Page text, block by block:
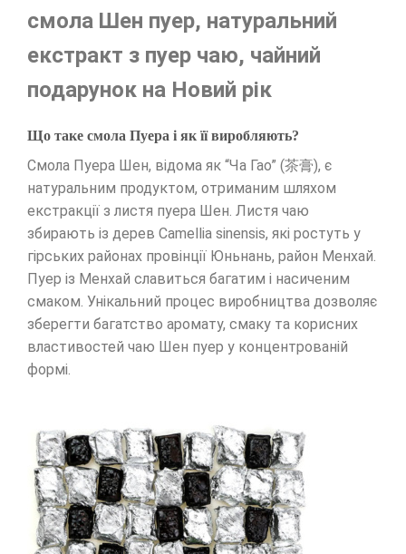
смола Шен пуер, натуральний
екстракт з пуер чаю, чайний
подарунок на Новий рік
Що таке смола Пуера і як її виробляють?
Смола Пуера Шен, відома як “Ча Гао” (茶膏), є
натуральним продуктом, отриманим шляхом
екстракції з листя пуера Шен. Листя чаю
збирають із дерев Camellia sinensis, які ростуть у
гірських районах провінції Юньнань, район Менхай.
Пуер із Менхай славиться багатим і насиченим
смаком. Унікальний процес виробництва дозволяє
зберегти багатство аромату, смаку та корисних
властивостей чаю Шен пуер у концентрованій
формі.